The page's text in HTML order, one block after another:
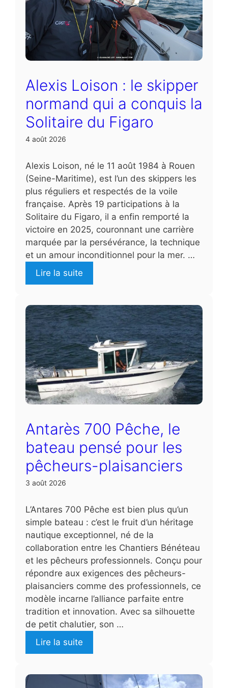
Alexis Loison : le skipper
normand qui a conquis la
Solitaire du Figaro
4 août 2026
Alexis Loison, né le 11 août 1984 à Rouen
(Seine-Maritime), est l’un des skippers les
plus réguliers et respectés de la voile
française. Après 19 participations à la
Solitaire du Figaro, il a enfin remporté la
victoire en 2025, couronnant une carrière
marquée par la persévérance, la technique
et un amour inconditionnel pour la mer. …
Lire la suite
Antarès 700 Pêche, le
bateau pensé pour les
pêcheurs-plaisanciers
3 août 2026
L’Antares 700 Pêche est bien plus qu’un
simple bateau : c’est le fruit d’un héritage
nautique exceptionnel, né de la
collaboration entre les Chantiers Bénéteau
et les pêcheurs professionnels. Conçu pour
répondre aux exigences des pêcheurs-
plaisanciers comme des professionnels, ce
modèle incarne l’alliance parfaite entre
tradition et innovation. Avec sa silhouette
de petit chalutier, son …
Lire la suite